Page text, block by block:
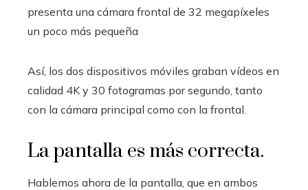
presenta una cámara frontal de 32 megapíxeles
un poco más pequeña
Así, los dos dispositivos móviles graban vídeos en
calidad 4K y 30 fotogramas por segundo, tanto
con la cámara principal como con la frontal.
La pantalla es más correcta.
Hablemos ahora de la pantalla, que en ambos